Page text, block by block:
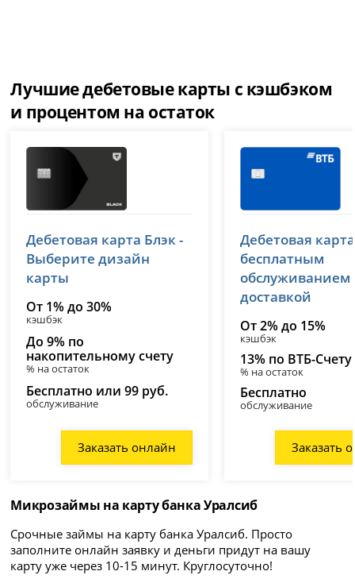
Лучшие дебетовые карты с кэшбэком
и процентом на остаток
лицензия № 2673
Дебетовая карта Блэк -
Выберите дизайн
карты
От 1% до 30%
кэшбэк
До 9% по
накопительному счету
% на остаток
Бесплатно или 99 руб.
обслуживание
Заказать онлайн
лицензия № 1000
Дебетовая
бесплатным
обслуживанием
доставкой
От 2% до 15%
кэшбэк
13% по ВТБ-Счету
% на остаток
Бесплатно
обслуживание
Заказать
Микрозаймы на карту банка Уралсиб
Срочные займы на карту банка Уралсиб. Просто
заполните онлайн заявку и деньги придут на вашу
карту уже через 10-15 минут. Круглосуточно!